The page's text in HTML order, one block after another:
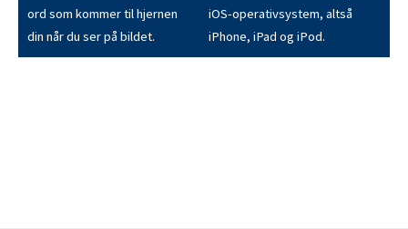
ord som kommer til hjernen
din når du ser på bildet.
iOS-operativsystem, altså
iPhone, iPad og iPod.